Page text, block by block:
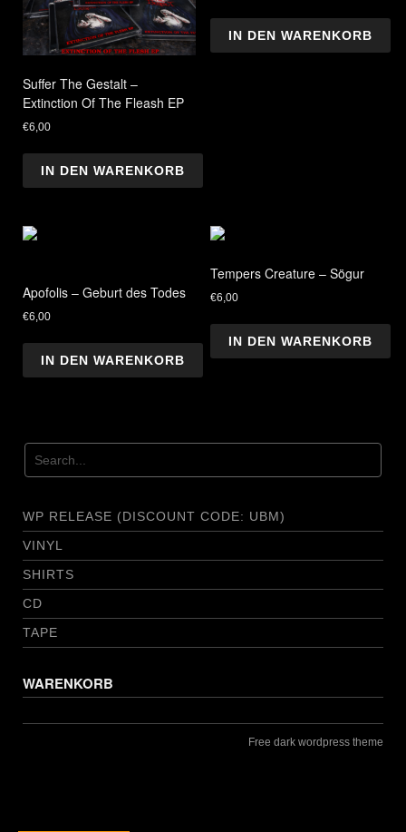
Suffer The Gestalt –
Extinction Of The Fleash EP
€6,00
IN DEN WARENKORB
IN DEN WARENKORB
Apofolis – Geburt des Todes
€6,00
IN DEN WARENKORB
Tempers Creature – Sögur
€6,00
IN DEN WARENKORB
WP RELEASE (DISCOUNT CODE: UBM)
VINYL
SHIRTS
CD
TAPE
WARENKORB
Free dark wordpress theme